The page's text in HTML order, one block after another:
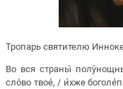
Тропарь святителю
Во вся страны́
сло́во твое́, / и́хже